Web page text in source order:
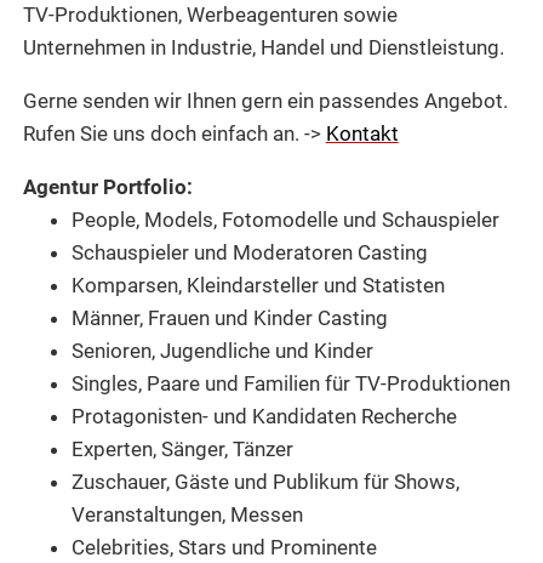
TV-Produktionen, Werbeagenturen sowie
Unternehmen in Industrie, Handel und Dienstleistung.
Gerne senden wir Ihnen gern ein passendes Angebot.
Rufen Sie uns doch einfach an. -> Kontakt
Agentur Portfolio:
People, Models, Fotomodelle und Schauspieler
Schauspieler und Moderatoren Casting
Komparsen, Kleindarsteller und Statisten
Männer, Frauen und Kinder Casting
Senioren, Jugendliche und Kinder
Singles, Paare und Familien für TV-Produktionen
Protagonisten- und Kandidaten Recherche
Experten, Sänger, Tänzer
Zuschauer, Gäste und Publikum für Shows,
Veranstaltungen, Messen
Celebrities, Stars und Prominente